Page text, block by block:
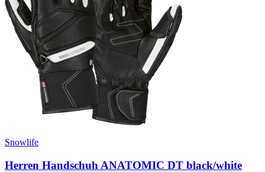
Snowlife
Herren Handschuh ANATOMIC DT black/white